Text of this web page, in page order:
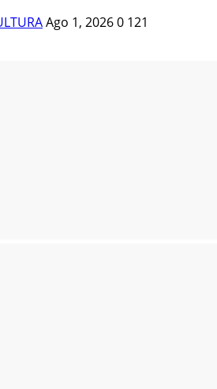
Ago 1, 20260 121